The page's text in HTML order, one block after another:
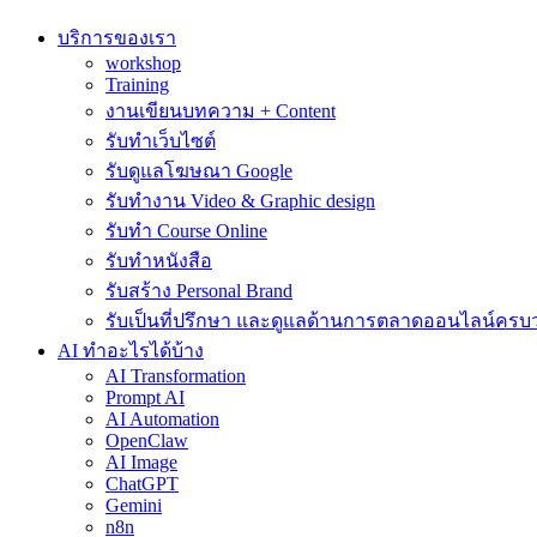
บริการของเรา
workshop
Training
งานเขียนบทความ + Content
รับทำเว็บไซต์
รับดูแลโฆษณา Google
รับทำงาน Video & Graphic design
รับทำ Course Online
รับทำหนังสือ
รับสร้าง Personal Brand
รับเป็นที่ปรึกษา และดูแลด้านการตลาดออนไลน์ครบ
AI ทำอะไรได้บ้าง
AI Transformation
Prompt AI
AI Automation
OpenClaw
AI Image
ChatGPT
Gemini
n8n